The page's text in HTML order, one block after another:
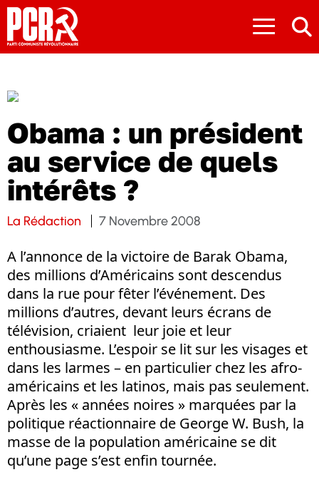
≡
Obama : un président
au service de quels
intérêts ?
La Rédaction 7 Novembre 2008
A l’annonce de la victoire de Barak Obama,
des millions d’Américains sont descendus
dans la rue pour fêter l’événement. Des
millions d’autres, devant leurs écrans de
télévision, criaient leur joie et leur
enthousiasme. L’espoir se lit sur les visages et
dans les larmes – en particulier chez les afro-
américains et les latinos, mais pas seulement.
Après les « années noires » marquées par la
politique réactionnaire de George W. Bush, la
masse de la population américaine se dit
qu’une page s’est enfin tournée.